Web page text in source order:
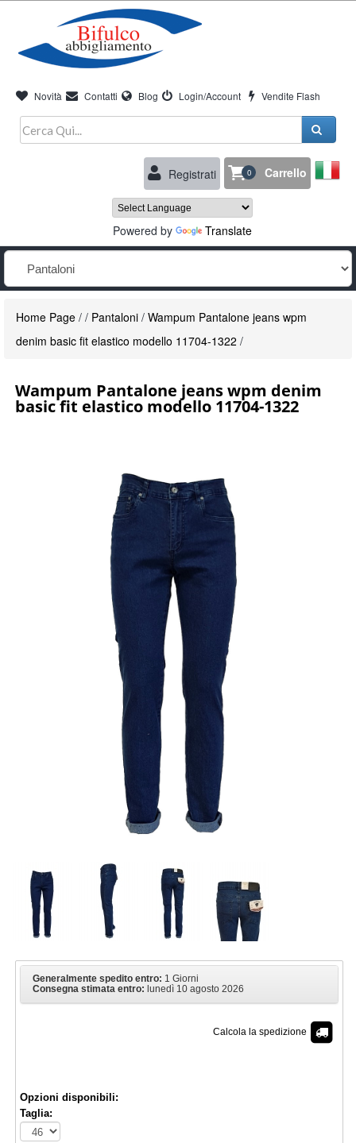
Novità Contatti Blog Login/Account Vendite Flash
Registrati 0 Carrello
Powered by Translate
Home Page / / Pantaloni / Wampum Pantalone jeans wpm
denim basic fit elastico modello 11704-1322 /
Wampum Pantalone jeans wpm denim
basic fit elastico modello 11704-1322
Generalmente spedito entro: 1 Giorni
Consegna stimata entro: lunedì 10 agosto 2026
Calcola la spedizione
Opzioni disponibili:
Taglia: